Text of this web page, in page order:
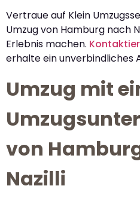
Vertraue auf Klein
Umzug von Hamburg nach
Erlebnis machen.
erhalte ein unverbindliches
Umzug mit
von
Nazilli